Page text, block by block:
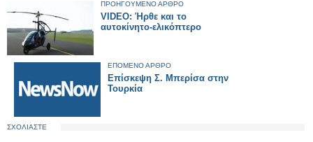
ΠΡΟΗΓΟΥΜΕΝΟ ΑΡΘΡΟ
VIDEO: Ήρθε και το
αυτοκίνητο-ελικόπτερο
ΕΠΟΜΕΝΟ ΑΡΘΡΟ
Επίσκεψη Σ. Μπερίσα στην
Τουρκία
ΣΧΟΛΙΑΣΤΕ